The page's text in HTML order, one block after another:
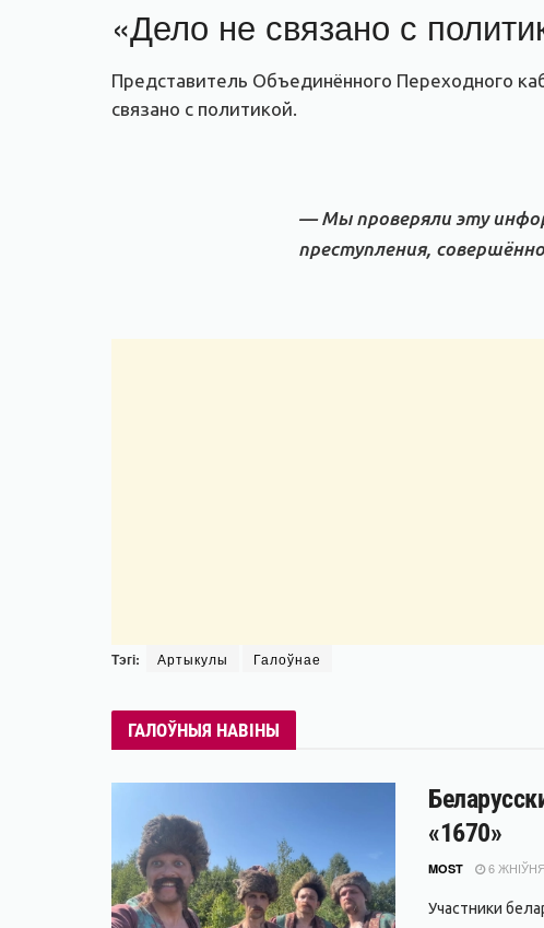
«Дело не связано с
Представитель Объединённого Переходного
связано с политикой.
— Мы проверяли эту
преступления,
Тэгі: Артыкулы Галоўнае
ГАЛОЎНЫЯ НАВІНЫ
«1670»
MOST 6 ЖНІЎНЯ
Участники